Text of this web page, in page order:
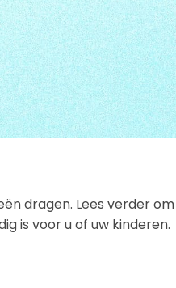
dragen. Lees verder om
is voor u of uw kinderen.